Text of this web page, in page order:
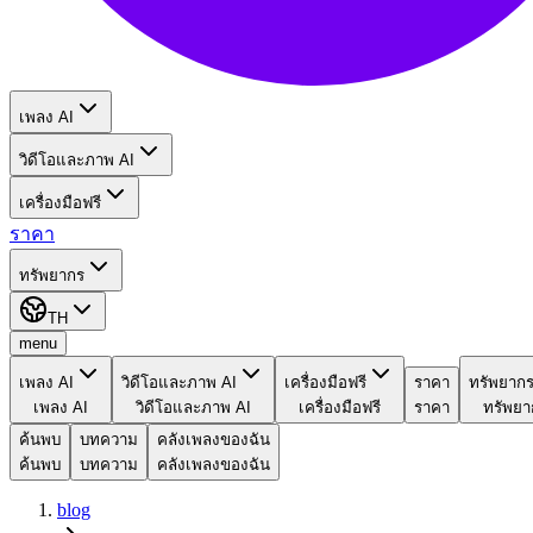
เพลง AI
วิดีโอและภาพ AI
เครื่องมือฟรี
ราคา
ทรัพยากร
TH
menu
เพลง AI
เพลง AI
วิดีโอและภาพ AI
วิดีโอและภาพ AI
เครื่องมือฟรี
เครื่องมือฟรี
ราคา
ราคา
ทรัพยากร
ทรัพยา
ค้นพบ
ค้นพบ
บทความ
บทความ
คลังเพลงของฉัน
คลังเพลงของฉัน
blog